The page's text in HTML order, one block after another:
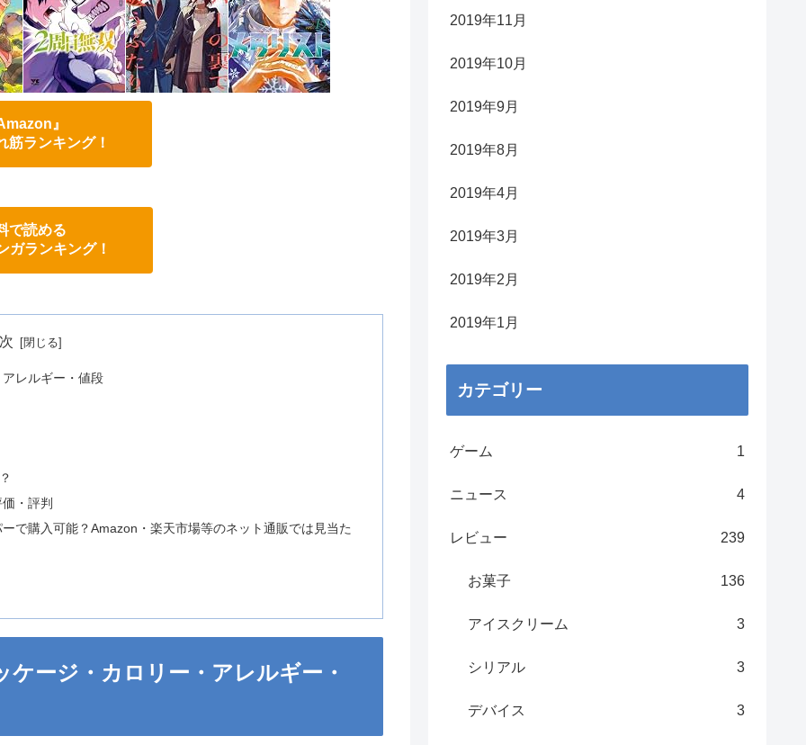
』
筋ランキング！
で読める
ガランキング！
レルギー・値段
・評判
で購入可能？Amazon・楽天市場等のネット通販では見当た
ージ・カロリー・アレルギー・
2019年11月
2019年10月
2019年9月
2019年8月
2019年4月
2019年3月
2019年2月
2019年1月
カテゴリー
ゲーム 1
ニュース 4
レビュー 239
お菓子 136
アイスクリーム 3
シリアル 3
デバイス 3